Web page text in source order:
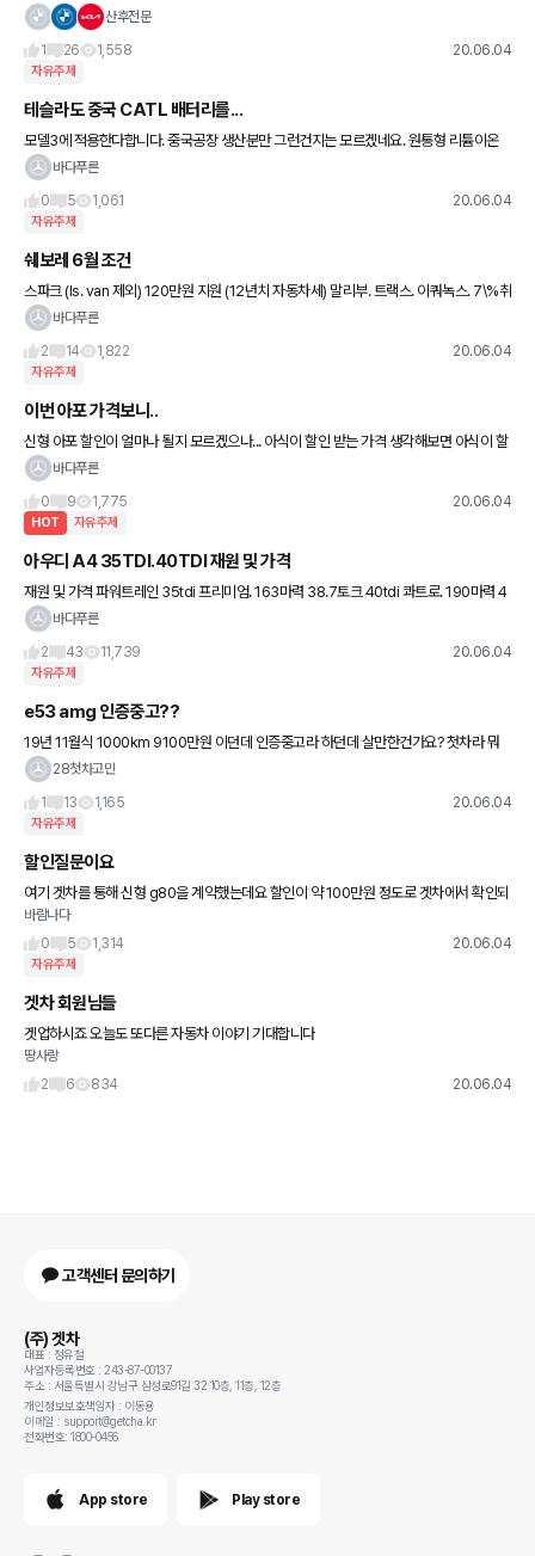
은 뭐 그냥 타볼려고 하는거고요 오늘 여러딜러사 여러딜러 추천받고 한곳을 정하여 계약
산후전문
1
26 1,558 20.06.04
자유주제
테슬라도 중국 CATL 배터리를...
모델3에 적용한다합니다. 중국공장 생산분만 그런건지는 모르겠네요. 원통형 리튬이온
여러개로 사용한걸로 아는데. CATL은 원통형이 없음에도...들어가네요. 리튬이온이 아니
바다푸른
0
5 1,061 20.06.04
자유주제
쉐보레 6월 조건
스파크 (ls. van 제외) 120만원 지원 (12년치 자동차세) 말리부. 트랙스. 이쿼녹스. 7\%취
바다푸른
2
14 1,822 20.06.04
자유주제
이번 아포 가격보니..
신형 아포 할인이 얼마나 될지 모르겠으나... 아식이 할인 받는 가격 생각해보면 아식이 할
인이 대단했네요. 아포가 한장 가까이 할인이 나올지....... 아식이 이슈만 없었으면 가격면
바다푸른
0
9 1,775 20.06.04
HOT 자유주제
아우디 A4 35TDI.40TDI 재원 및 가격
재원 및 가격 파워트레인 35tdi 프리미엄. 163마력 38.7토크 40tdi 콰트로. 190마력 4
바다푸른
2
43 11,739 20.06.04
자유주제
e53 amg 인증중고??
19년 11월식 1000km 9100만원 이던데 인증중고라 하던데 살만한건가요? 첫차라 뭐
어찌해야할지 모르겠네요..
28첫차고민
1
13 1,165 20.06.04
자유주제
할인질문이요
여기 겟차를 통해 신형 g80을 계약했는데요 할인이 약 100만원 정도로 겟차에서 확인되
는데 이금액에 썬팅 블박 탁송료 등이 포함된건가요? 딜러분말로는 신형이라서 할인은
없다고 위에 썬팅블박탁송만
바람나다
0
5 1,314 20.06.04
자유주제
겟차 회원님들
겟업하시죠 오늘도 또다른 자동차 이야기 기대합니다
땅사랑
2
6 834 20.06.04
고객센터 문의하기
(주) 겟차
대표 : 정유철
사업자등록번호 : 243-87-00137
주소 : 서울특별시 강남구 삼성로91길 32 10층, 11층, 12층
개인정보보호책임자 : 이동용
이메일 : support@getcha.kr
전화번호: 1800-0456
App store Play store